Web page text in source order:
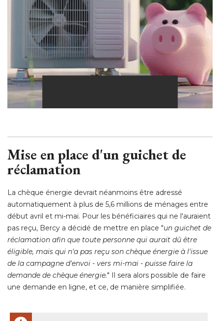
Mise en place d'un guichet de
réclamation
La chèque énergie devrait néanmoins être adressé
automatiquement à plus de 5,6 millions de ménages entre
début avril et mi-mai. Pour les bénéficiaires qui ne l'auraient
pas reçu, Bercy a décidé de mettre en place "un guichet de
réclamation afin que toute personne qui aurait dû être
éligible, mais qui n'a pas reçu son chèque énergie à l'issue
de la campagne d'envoi - vers mi-mai - puisse faire la
demande de chèque énergie." Il sera alors possible de faire
une demande en ligne, et ce, de manière simplifiée.